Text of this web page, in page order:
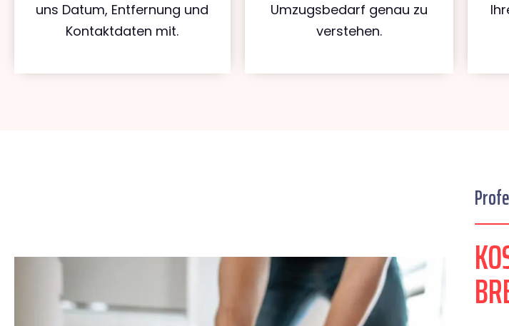
uns Datum, Entfernung und
Kontaktdaten mit.
Umzugsbedarf genau zu
verstehen.